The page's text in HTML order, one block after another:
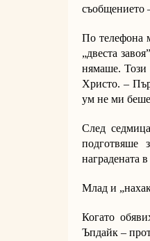
съобщението
По телефона
„двеста
нямаше. Този
Христо. –
ум не ми беше
След
подготвяше
наградената
Млад и
Когато
Ъпдайк –